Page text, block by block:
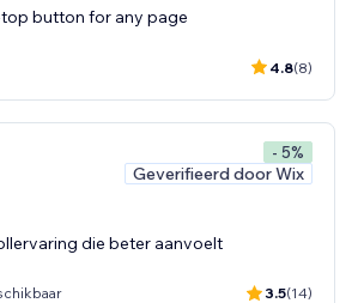
button for any page
4.8(8)
- 5%
Geverifieerd door Wix
die beter aanvoelt
3.5(14)